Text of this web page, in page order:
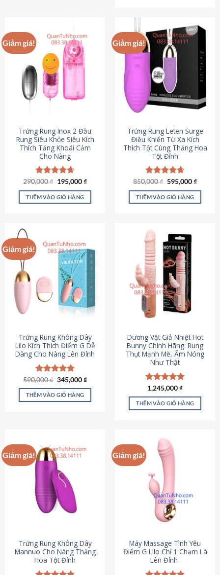
Giảm giá!
Trứng Rung Inox 2 Đầu
Rung Siêu Khỏe Siêu Kích
Thích Tăng Khoái Cảm
Cho Nàng
Được xếp
hạng4.64
5 sao
290,000₫ Giá
là:
290,000 ₫.
195,000₫Giá
tại
THÊM VÀO GIỎ HÀNG
Giảm giá!
Trứng Rung Leten Surge
Điều Khiển Từ Xa Kích
Thích Tột Cùng Thăng Hoa
Tột Đỉnh
Được xếp
hạng4.69
5 sao
850,000₫ Giá
là:
850,000 ₫.
595,000₫Giá
tại
THÊM VÀO GIỎ HÀNG
Giảm giá!
Trứng Rung Không Dây
Lilo Kích Thích Điểm G Dễ
Dàng Cho Nàng Lên Đỉnh
Được xếp
hạng4.79
5 sao
590,000₫ Giá
là:
590,000 ₫.
345,000₫Giá
tại
345,000 ₫.
THÊM VÀO GIỎ HÀNG
Dương Vật Giả Nhiệt Hot
Bunny Chính Hãng: Rung
Thụt Mạnh Mẽ, Ấm Nóng
Như Thật
Được xếp
hạng4.73
5 sao
1,245,000₫
THÊM VÀO GIỎ HÀNG
Giảm giá!
Trứng Rung Không Dây
Mannuo Cho Nàng Thăng
Hoa Tột Đỉnh
Giảm giá!
Máy Massage Tình Yêu
Điểm G Lilo Chỉ 1 Chạm Là
Lên Đỉnh